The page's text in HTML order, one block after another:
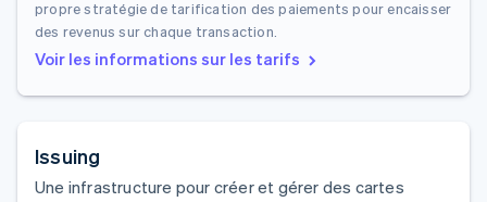
propre stratégie de tarification des paiements pour encaisser
des revenus sur chaque transaction.
Voir les informations sur les tarifs
Issuing
Une infrastructure pour créer et gérer des cartes